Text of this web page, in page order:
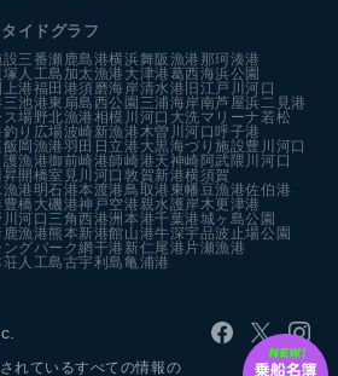
イドグラフ
三番瀬 鹿島港横浜舞阪漁港 那珂湊港
塚人工島 加太漁港 大津港葛西海浜公園
上港福田港須磨海岸清水港 旧江戸川河口
三池港東扇島西公園 三浦海岸南芦屋浜 二見港
場野北漁港相模川河口 大洗マリーナ 若松
り広場波崎新漁港 木曽川河口呼子港
飯岡漁港羽田 日立港 大黒海づり施設豊川河口
護漁港御前崎港師崎港天神崎阿武隈川河口
開橋室見川河口敦賀新港横須賀
港 明石港本渡港 鳥取港 東幡豆漁港佐伯港
豊橋 大磯港神戸空港親水護岸 木更津港
河口 三角西港洲本港千葉港城ヶ島公園
鹿漁港熊本新港館山港牛深宇品波止場公園
グパーク網干港 新仁尾港 片瀬漁港
荘人工島古宇利島亀浦港
れているすべての情報の